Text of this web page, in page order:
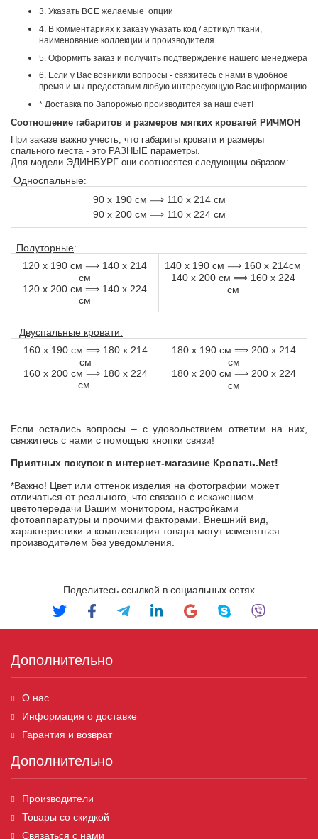
3. Указать ВСЕ желаемые опции
4. В комментариях к заказу указать код / артикул ткани,
наименование коллекции и производителя
5. Оформить заказ и получить подтверждение нашего менеджера
6. Если у Вас возникли вопросы - свяжитесь с нами в удобное
время и мы предоставим любую интересующую Вас информацию
* Доставка по Запорожью производится за наш счет!
Соотношение габаритов и размеров мягких кроватей РИЧМОН
При заказе важно учесть, что габариты кровати и размеры
спального места - это РАЗНЫЕ параметры.
Для модели ЭДИНБУРГ они соотносятся следующим образом:
Односпальные:
90 х 190 см ⟹ 110 х 214 см
90 х 200 см ⟹ 110 х 224 см
Полуторные:
120 х 190 см ⟹ 140 х 214
см
120 х 200 см ⟹ 140 х 224
см
140 х 190 см ⟹ 160 х 214см
140 х 200 см ⟹ 160 х 224
см
Двуспальные кровати:
160 х 190 см ⟹ 180 х 214
см
160 х 200 см ⟹ 180 х 224
см
180 х 190 см ⟹200 х 214
см
180 х 200 см ⟹200 х 224
см
Если остались вопросы – с удовольствием ответим на них,
свяжитесь с нами с помощью кнопки связи!
Приятных покупок в интернет-магазине Кровать.Net!
*Важно! Цвет или оттенок изделия на фотографии может
отличаться от реального, что связано с искажением
цветопередачи Вашим монитором, настройками
фотоаппаратуры и прочими факторами. Внешний вид,
характеристики и комплектация товара могут изменяться
производителем без уведомления.
Поделитесь ссылкой в социальных сетях
Дополнительно
О нас
Информация о доставке
Гарантия и возврат
Дополнительно
Производители
Товары со скидкой
Связаться с нами